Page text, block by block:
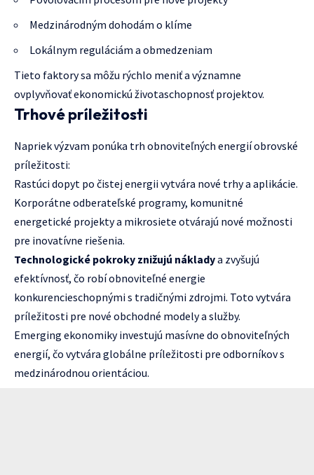
Medzinárodným dohodám o klíme
Lokálnym reguláciám a obmedzeniam
Tieto faktory sa môžu rýchlo meniť a významne
ovplyvňovať ekonomickú životaschopnosť projektov.
Trhové príležitosti
Napriek výzvam ponúka trh obnoviteľných energií obrovské
príležitosti:
Rastúci dopyt po čistej energii vytvára nové trhy a aplikácie.
Korporátne odberateľské programy, komunitné
energetické projekty a mikrosiete otvárajú nové možnosti
pre inovatívne riešenia.
Technologické pokroky znižujú nákladya zvyšujú
efektívnosť, čo robí obnoviteľné energie
konkurencieschopnými s tradičnými zdrojmi. Toto vytvára
príležitosti pre nové obchodné modely a služby.
Emerging ekonomiky investujú masívne do obnoviteľných
energií, čo vytvára globálne príležitosti pre odborníkov s
medzinárodnou orientáciou.